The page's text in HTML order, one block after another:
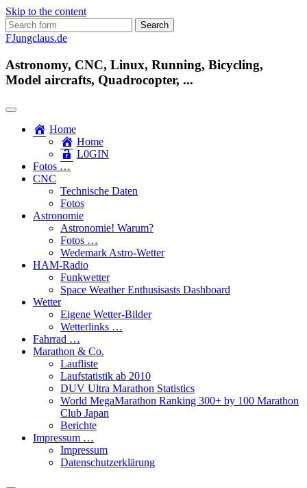
Skip to the content
Search
for:
FJungclaus.de
Astronomy, CNC, Linux, Running, Bicycling,
Model aircrafts, Quadrocopter, ...
Home
Home
L​0​​GIN
Fotos …
CNC
Technische Daten
Fotos
Astronomie
Astronomie! Warum?
Fotos …
Wedemark Astro-Wetter
HAM-Radio
Funkwetter
Space Weather Enthusisasts Dashboard
Wetter
Eigene Wetter-Bilder
Wetterlinks …
Fahrrad …
Marathon & Co.
Laufliste
Laufstatistik ab 2010
DUV Ultra Marathon Statistics
World MegaMarathon Ranking 300+ by 100 Marathon
Club Japan
Berichte
Impressum …
Impressum
Datenschutzerklärung